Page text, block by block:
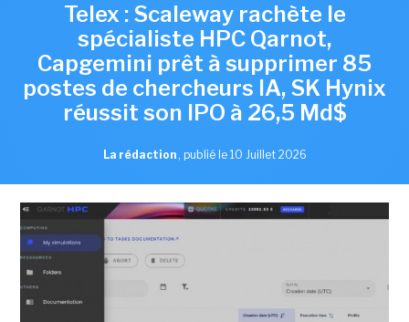
Telex : Scaleway rachète le
spécialiste HPC Qarnot,
Capgemini prêt à supprimer 85
postes de chercheurs IA, SK Hynix
réussit son IPO à 26,5 Md$
La rédaction , publié le 10 Juillet 2026